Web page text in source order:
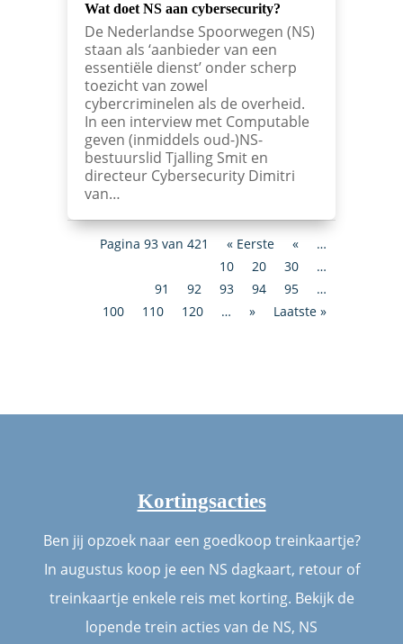
Wat doet NS aan cybersecurity?
De Nederlandse Spoorwegen (NS)
staan als ‘aanbieder van een
essentiële dienst’ onder scherp
toezicht van zowel
cybercriminelen als de overheid.
In een interview met Computable
geven (inmiddels oud-)NS-
bestuurslid Tjalling Smit en
directeur Cybersecurity Dimitri
van…
Pagina 93 van 421 « Eerste «
…
10
20 30
…
91
92 93 94 95
…
100
110 120 … » Laatste »
Kortingsacties
Ben jij opzoek naar een goedkoop treinkaartje?
In augustus koop je een NS dagkaart, retour of
treinkaartje enkele reis met korting. Bekijk de
lopende trein acties van de NS, NS